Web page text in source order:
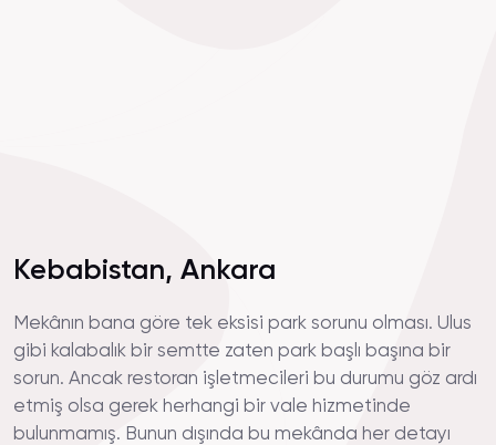
Kebabistan, Ankara
Mekânın bana göre tek eksisi park sorunu olması. Ulus
gibi kalabalık bir semtte zaten park başlı başına bir
sorun. Ancak restoran işletmecileri bu durumu göz ardı
etmiş olsa gerek herhangi bir vale hizmetinde
bulunmamış. Bunun dışında bu mekânda her detayı